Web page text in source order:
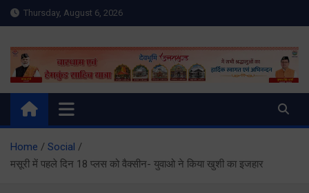
Skip
to
Thursday, August 6, 2026
Meru Raibar | Uttarakhand
News | Uttarkashi News
meruraibar.com
Home
Social
मसूरी में पहले दिन 18 प्लस को वैक्सीन- युवाओ ने किया खुशी का इजहार